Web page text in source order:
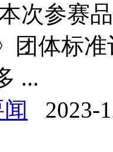
次参赛
团体标
...
2023-